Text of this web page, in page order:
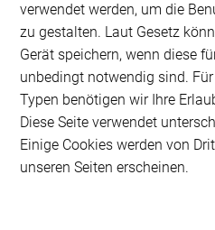
verwendet werden, um die
zu gestalten. Laut Gesetz
Gerät speichern, wenn diese
unbedingt notwendig sind.
Typen benötigen wir Ihre
Diese Seite verwendet
Einige Cookies werden von
unseren Seiten erscheinen.